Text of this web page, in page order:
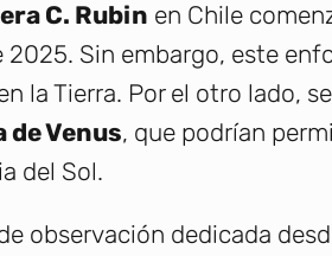
C. Rubin en Chile
2025. Sin embargo, este
la Tierra. Por el otro lado,
de Venus, que podrían
del Sol.
observación dedicada